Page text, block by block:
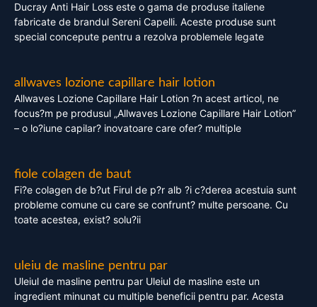
Ducray Anti Hair Loss este o gama de produse italiene
fabricate de brandul Sereni Capelli. Aceste produse sunt
special concepute pentru a rezolva problemele legate
allwaves lozione capillare hair lotion
Allwaves Lozione Capillare Hair Lotion ?n acest articol, ne
focus?m pe produsul „Allwaves Lozione Capillare Hair Lotion”
– o lo?iune capilar? inovatoare care ofer? multiple
fiole colagen de baut
Fi?e colagen de b?ut Firul de p?r alb ?i c?derea acestuia sunt
probleme comune cu care se confrunt? multe persoane. Cu
toate acestea, exist? solu?ii
uleiu de masline pentru par
Uleiul de masline pentru par Uleiul de masline este un
ingredient minunat cu multiple beneficii pentru par. Acesta